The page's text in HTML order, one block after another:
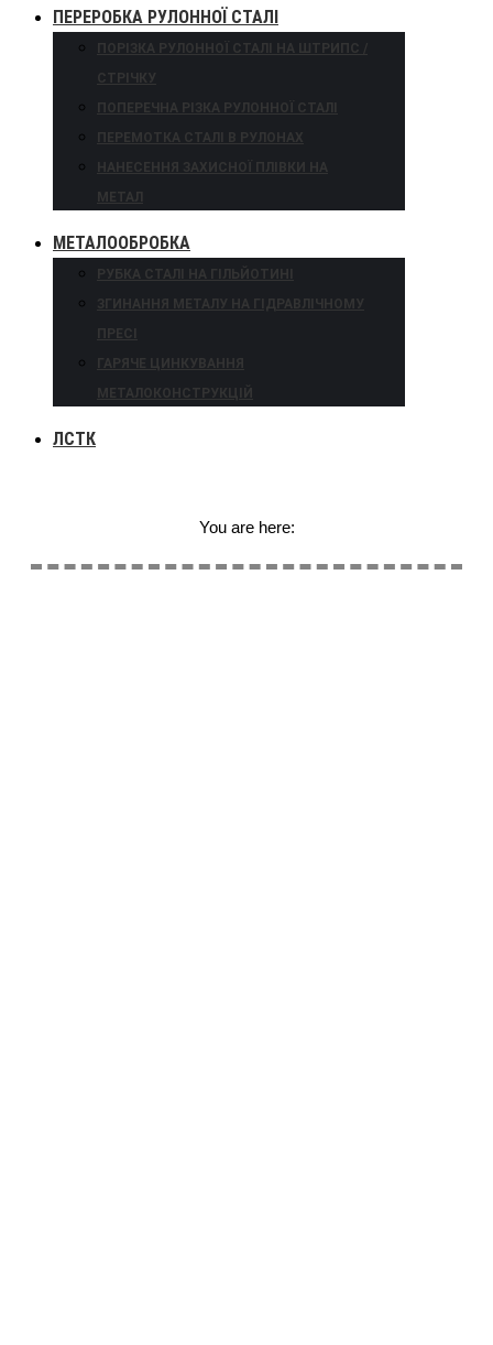
ПЕРЕРОБКА РУЛОННОЇ СТАЛІ
ПОРІЗКА РУЛОННОЇ СТАЛІ НА ШТРИПС /
СТРІЧКУ
ПОПЕРЕЧНА РІЗКА РУЛОННОЇ СТАЛІ
ПЕРЕМОТКА СТАЛІ В РУЛОНАХ
НАНЕСЕННЯ ЗАХИСНОЇ ПЛІВКИ НА
МЕТАЛ
МЕТАЛООБРОБКА
РУБКА СТАЛІ НА ГІЛЬЙОТИНІ
ЗГИНАННЯ МЕТАЛУ НА ГІДРАВЛІЧНОМУ
ПРЕСІ
ГАРЯЧЕ ЦИНКУВАННЯ
МЕТАЛОКОНСТРУКЦІЙ
ЛСТК
You are here: